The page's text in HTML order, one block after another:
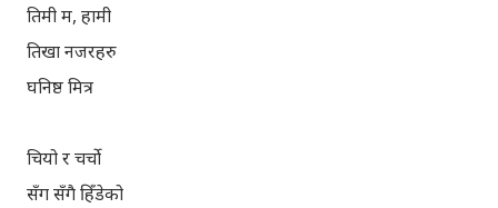
तिमी म, हामी
तिखा नजरहरु
घनिष्ठ मित्र
चियो र चर्चो
सँग सँगै हिँडेको